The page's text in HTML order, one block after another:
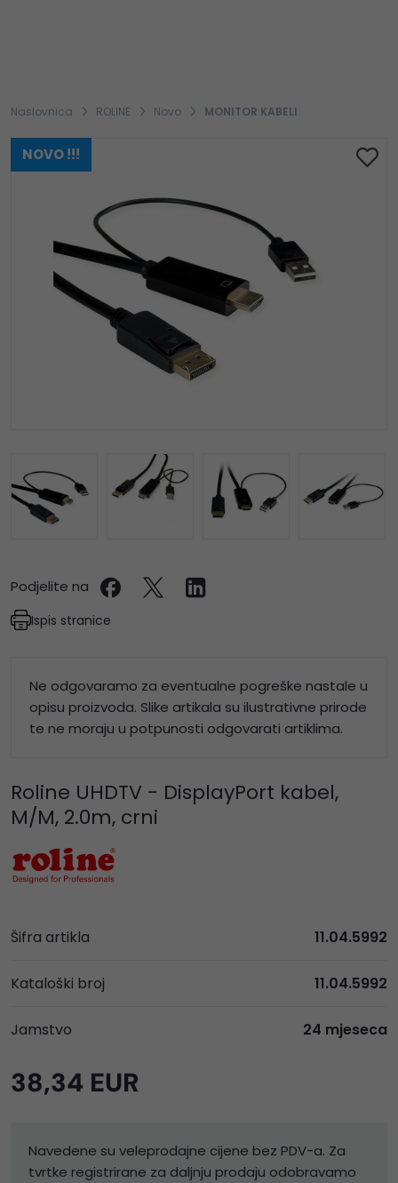
Naslovnica ROLINE Novo MONITOR KABELI
NOVO !!!
Podjelite na
Ispis stranice
Ne odgovaramo za eventualne pogreške nastale u
opisu proizvoda. Slike artikala su ilustrativne prirode
te ne moraju u potpunosti odgovarati artiklima.
Roline UHDTV - DisplayPort kabel,
M/M, 2.0m, crni
Šifra artikla 11.04.5992
Kataloški broj 11.04.5992
Jamstvo 24 mjeseca
38,34 EUR
Navedene su veleprodajne cijene bez PDV-a. Za
tvrtke registrirane za daljnju prodaju odobravamo